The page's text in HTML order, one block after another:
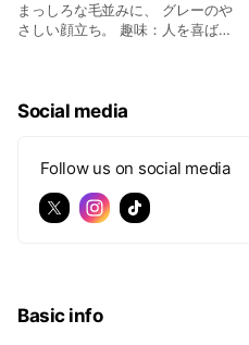
まっしろな毛並みに、 グレーのや
さしい顔立ち。 趣味：人を喜ばせ
も周りを明るくしてくれるムード
Social media
Follow us on social media
Basic info